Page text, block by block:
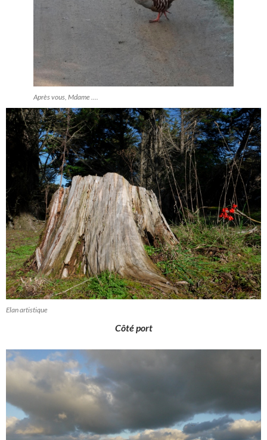
Après vous, Mdame ....
Elan artistique
Côté port